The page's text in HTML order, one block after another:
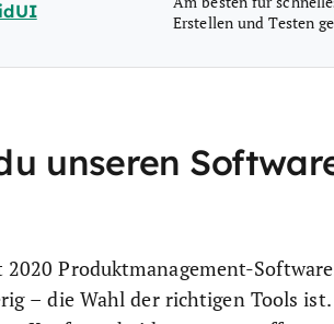
Erstellen und Testen
unseren
Produktmanagement-
– die Wahl der richtigen Tools